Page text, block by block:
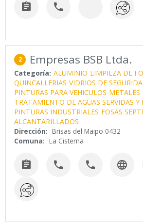
 
2 Empresas BSB Ltda.
Categoría: ALUMINIO LIMPIEZA DE
QUINCALLERIAS VIDRIOS DE
PINTURAS PARA VEHICULOS METALES
TRATAMIENTO DE AGUAS SERVIDAS Y
PINTURAS INDUSTRIALES FOSAS
ALCANTARILLADOS
Dirección: Brisas del Maipo 0432
Comuna: La Cisterna
   